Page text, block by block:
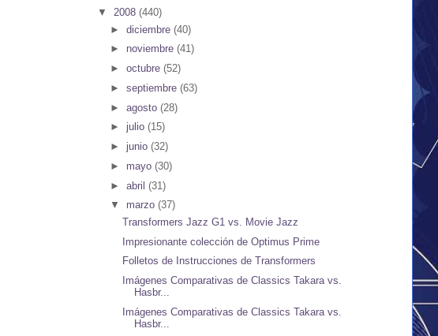
▼ 2008 (440)
► diciembre (40)
► noviembre (41)
► octubre (52)
► septiembre (63)
► agosto (28)
► julio (15)
► junio (32)
► mayo (30)
► abril (31)
▼ marzo (37)
Transformers Jazz G1 vs. Movie Jazz
Impresionante colección de Optimus Prime
Folletos de Instrucciones de Transformers
Imágenes Comparativas de Classics Takara vs.
Hasbr...
Imágenes Comparativas de Classics Takara vs.
Hasbr...